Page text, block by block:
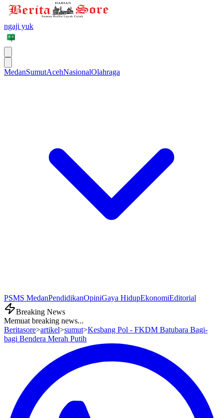
ngaji yuk
MedanSumutAcehNasionalOlahraga
PSMS MedanPendidikanOpiniGaya HidupEkonomiEditorial
Breaking News
Memuat breaking news...
Beritasore>artikel>sumut>Kesbang Pol - FKDM Batubara Bagi-
bagi Bendera Merah Putih